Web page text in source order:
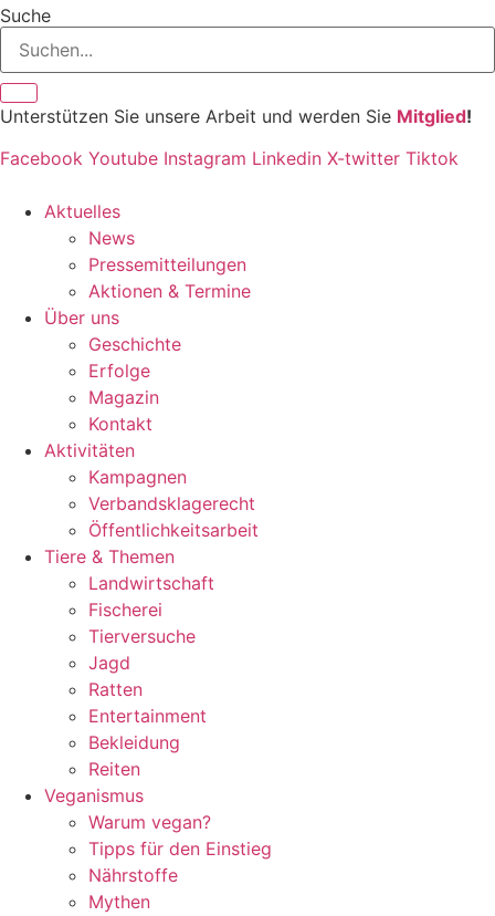
Suche
Unterstützen Sie unsere Arbeit und werden Sie Mitglied!
Facebook Youtube Instagram Linkedin X-twitter Tiktok
Aktuelles
News
Pressemitteilungen
Aktionen & Termine
Über uns
Geschichte
Erfolge
Magazin
Kontakt
Aktivitäten
Kampagnen
Verbandsklagerecht
Öffentlichkeitsarbeit
Tiere & Themen
Landwirtschaft
Fischerei
Tierversuche
Jagd
Ratten
Entertainment
Bekleidung
Reiten
Veganismus
Warum vegan?
Tipps für den Einstieg
Nährstoffe
Mythen